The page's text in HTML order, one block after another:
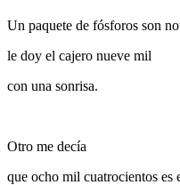
Un paquete de fósforos son
le doy el cajero nueve mil
con una sonrisa.
Otro me decía
que ocho mil cuatrocientos es